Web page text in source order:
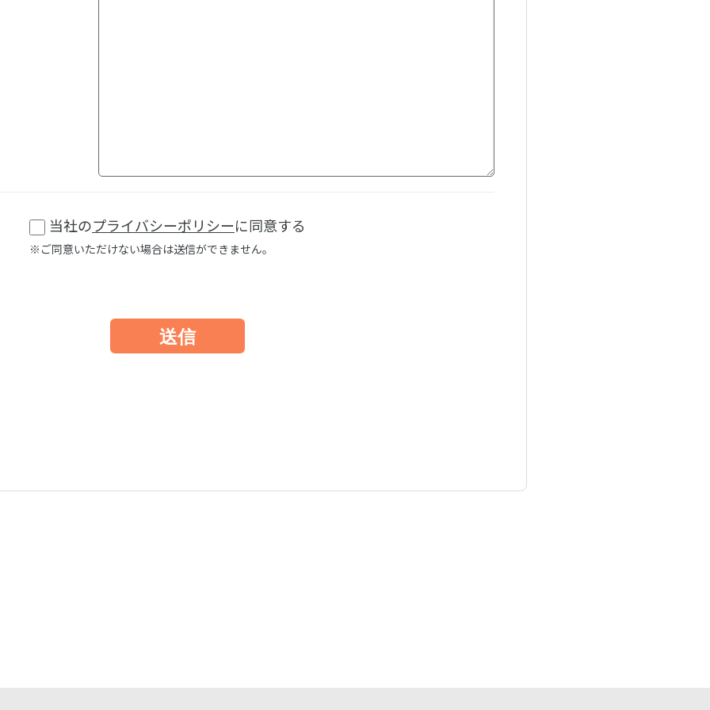
当社のプライバシーポリシーに同意する
※ご同意いただけない場合は送信ができません。